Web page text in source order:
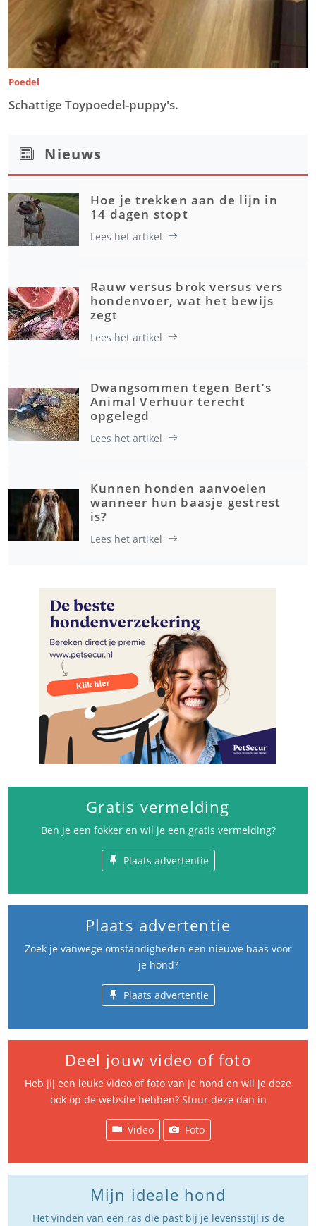
Poedel
Schattige Toypoedel-puppy's.
Nieuws
Hoe je trekken aan de lijn in
14 dagen stopt
Lees het artikel
Rauw versus brok versus vers
hondenvoer, wat het bewijs
zegt
Lees het artikel
Dwangsommen tegen Bert’s
Animal Verhuur terecht
opgelegd
Lees het artikel
Kunnen honden aanvoelen
wanneer hun baasje gestrest
is?
Lees het artikel
Gratis vermelding
Ben je een fokker en wil je een gratis vermelding?
Plaats advertentie
Plaats advertentie
Zoek je vanwege omstandigheden een nieuwe baas voor
je hond?
Plaats advertentie
Deel jouw video of foto
Heb jij een leuke video of foto van je hond en wil je deze
ook op de website hebben? Stuur deze dan in
Video Foto
Mijn ideale hond
Het vinden van een ras die past bij je levensstijl is de